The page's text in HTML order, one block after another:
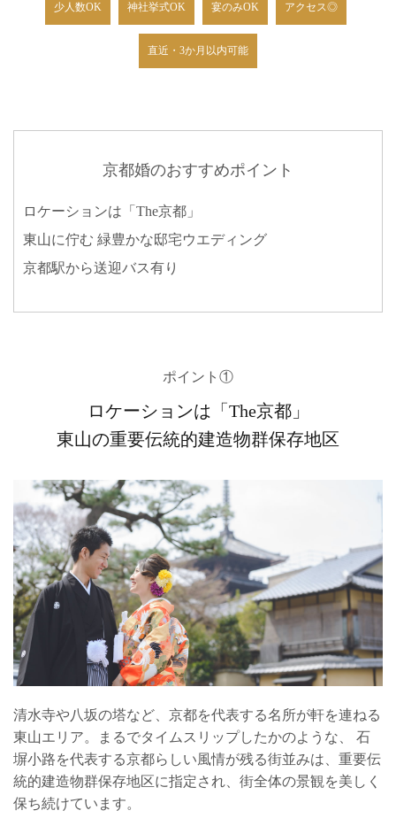
少人数OK 神社挙式OK 宴のみOK アクセス◎
直近・3か月以内可能
京都婚のおすすめポイント
ロケーションは「The京都」
東山に佇む 緑豊かな邸宅ウエディング
京都駅から送迎バス有り
ポイント①
ロケーションは「The京都」
東山の重要伝統的建造物群保存地区
清水寺や八坂の塔など、京都を代表する名所が軒を連ねる
東山エリア。まるでタイムスリップしたかのような、 石
塀小路を代表する京都らしい風情が残る街並みは、重要伝
統的建造物群保存地区に指定され、街全体の景観を美しく
保ち続けています。